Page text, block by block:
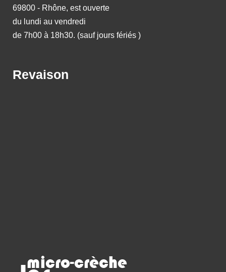
69800 - Rhône, est ouverte
du lundi au vendredi
de 7h00 à 18h30. (sauf jours fériés )
Revaison